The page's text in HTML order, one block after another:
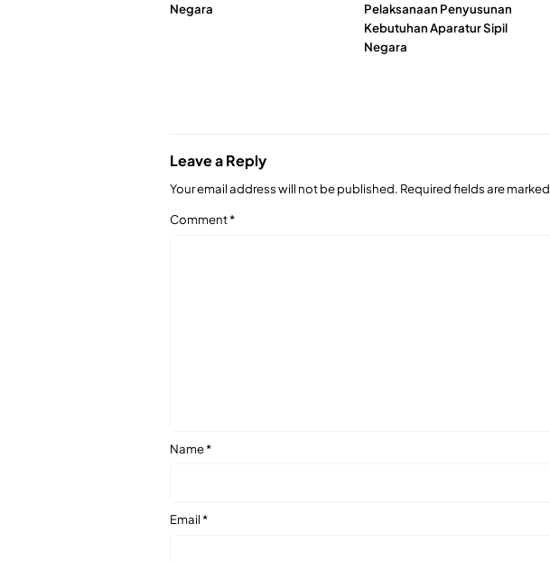
Negara
Pelaksanaan Penyusunan
Kebutuhan Aparatur Sipil
Negara
Leave a Reply
Your email address will not be published. Required fields are marked
Comment*
Name*
Email*